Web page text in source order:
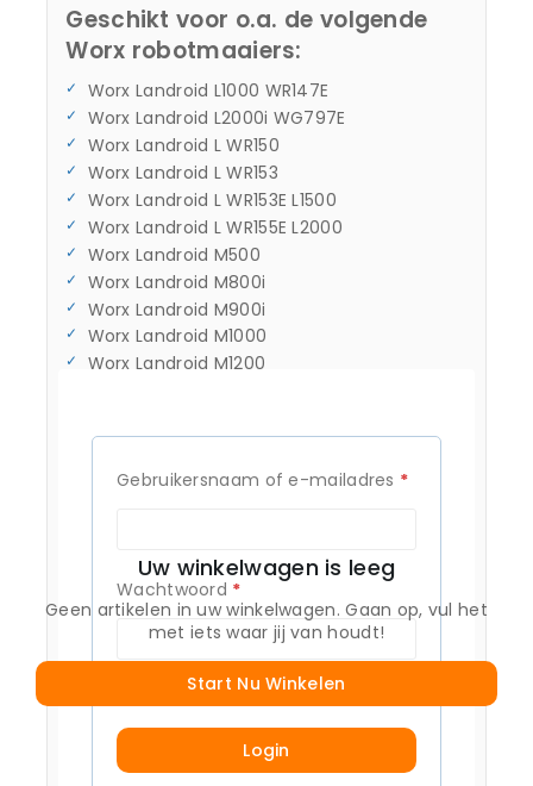
Geschikt voor o.a. de volgende
Worx robotmaaiers:
Worx Landroid L1000 WR147E
Worx Landroid L2000i WG797E
Worx Landroid L WR150
Worx Landroid L WR153
Worx Landroid L WR153E L1500
Worx Landroid L WR155E L2000
Worx Landroid M500
Worx Landroid M800i
Worx Landroid M900i
Worx Landroid M1000
Worx Landroid M1200
Worx Landroid M WR142
Worx Landroid M WR147 M500
Worx Landroid M WR155 M1000
Worx Landroid M WR165 M500
Worx Landroid M WR167E M700 Plus
Worx Landroid S250 WR168E
Worx Landroid S300
Worx Landroid S450i
Worx Landroid S700i
Worx Landroid S Basic
Gebruikersnaam of e-mailadres *
Wachtwoord *
Login
Uw winkelwagen is leeg
Geen artikelen in uw winkelwagen. Gaan op, vul het
met iets waar jij van houdt!
Start Nu Winkelen